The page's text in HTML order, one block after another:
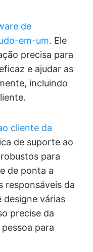
de
em-um. Ele
precisa para
e ajudar as
incluindo
cliente da
de suporte ao
para
de ponta a
responsáveis da
várias
precise da
para